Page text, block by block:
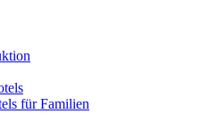
für Familien